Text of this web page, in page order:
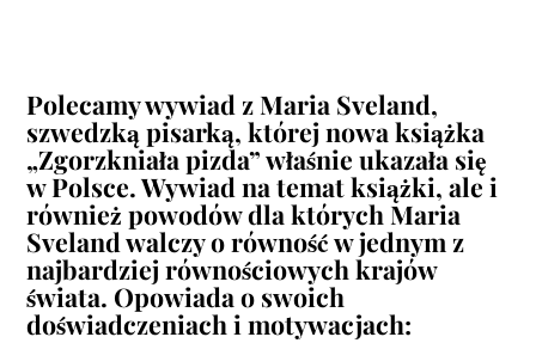
Polecamy wywiad z Maria Sveland,
szwedzką pisarką, której nowa książka
„Zgorzkniała pizda” właśnie ukazała się
w Polsce. Wywiad na temat książki, ale i
również powodów dla których Maria
Sveland walczy o równość w jednym z
najbardziej równościowych krajów
świata. Opowiada o swoich
doświadczeniach i motywacjach: